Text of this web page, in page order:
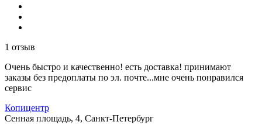
1 отзыв
Очень быстро и качественно! есть доставка! принимают
заказы без предоплаты по эл. почте...мне очень понравился
сервис
Копицентр
Сенная площадь, 4, Санкт-Петербург